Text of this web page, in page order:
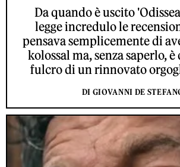
Da quando è uscito
legge incredulo le
pensava semplicemente di
kolossal ma, senza saperlo,
fulcro di un rinnovato
DI GIOVANNI DE